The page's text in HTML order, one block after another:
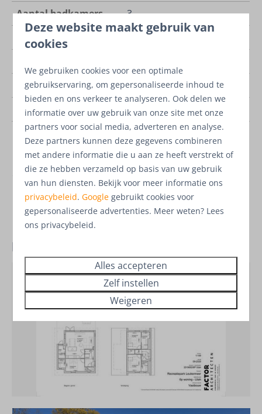
Aantal badkamers
3
Voor aantal personen
6 personen
Woonoppervlakte
101 m2
Oppervlakte perceel 525 m
Energielabel
€ 395.000,- excl. btw k.k.
Plattegrond
Deze website maakt gebruik van
cookies
We gebruiken cookies voor een optimale
gebruikservaring, om gepersonaliseerde inhoud te
bieden en ons verkeer te analyseren. Ook delen we
informatie over uw gebruik van onze site met onze
partners voor social media, adverteren en analyse.
Deze partners kunnen deze gegevens combineren
met andere informatie die u aan ze heeft verstrekt of
die ze hebben verzameld op basis van uw gebruik
van hun diensten. Bekijk voor meer informatie ons
privacybeleid.Google gebruikt cookies voor
gepersonaliseerde advertenties. Meer weten? Lees
ons privacybeleid.
Alles accepteren
Zelf instellen
Weigeren